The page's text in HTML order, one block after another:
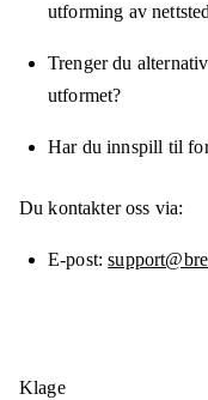
utforming av
Trenger du
utformet?
Har du innspill til
Du kontakter oss via:
E-post
Klage